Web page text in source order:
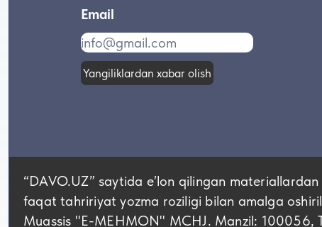
Email
Yangiliklardan xabar olish
“DAVO.UZ” saytida eʼlon qilingan
faqat tahririyat yozma roziligi bilan amalga
Muassis "E-MEHMON" MCHJ. Manzil: 100056,